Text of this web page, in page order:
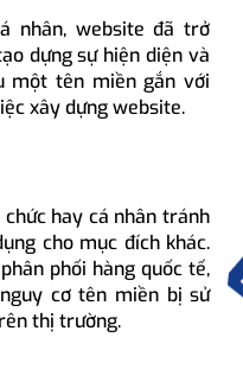
nhân, website đã trở
dựng sự hiện diện và
một tên miền gắn với
xây dựng website.
hay cá nhân tránh
cho mục đích khác.
phối hàng quốc tế,
cơ tên miền bị sử
thị trường.